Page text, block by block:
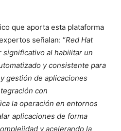
que aporta esta plataforma
señalan: “Red Hat
significativo al habilitar un
y consistente para
gestión de aplicaciones
con
la operación en entornos
aplicaciones de forma
y acelerando la